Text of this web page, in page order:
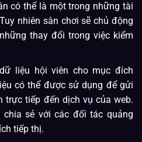
có thể là một trong những tài
nhiên sân chơi sẽ chủ động
thay đổi trong việc kiểm
liệu hội viên cho mục đích
có thể được sử dụng để gửi
trực tiếp đến dịch vụ của web.
chia sẻ với các đối tác quảng
tiếp thị.